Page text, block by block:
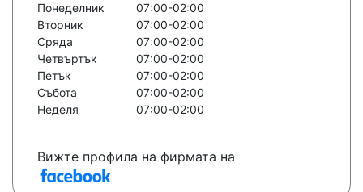
Понеделник
07:00-02:00
Вторник
07:00-02:00
Сряда
07:00-02:00
Четвъртък
07:00-02:00
Петък
07:00-02:00
Събота
07:00-02:00
Неделя
07:00-02:00
Вижте профила на фирмата на